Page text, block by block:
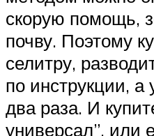
скорую помощь,
почву. Поэтому
селитру,
по инструкции,
два раза. И
универсал”, или